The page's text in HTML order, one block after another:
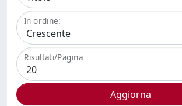
In ordine:
Risultati/Pagina